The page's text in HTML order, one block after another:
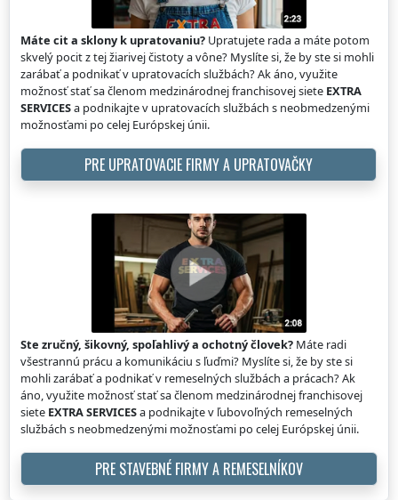
Máte cit a sklony k upratovaniu? Upratujete rada a máte potom
skvelý pocit z tej žiarivej čistoty a vône? Myslíte si, že by ste si mohli
zarábať a podnikať v upratovacích službách? Ak áno, využite
možnosť stať sa členom medzinárodnej franchisovej siete EXTRA
SERVICESa podnikajte v upratovacích službách s neobmedzenými
možnosťami po celej Európskej únii.
PRE UPRATOVACIE FIRMY A UPRATOVAČKY
Ste zručný, šikovný, spoľahlivý a ochotný človek? Máte radi
všestrannú prácu a komunikáciu s ľuďmi? Myslíte si, že by ste si
mohli zarábať a podnikať v remeselných službách a prácach? Ak
áno, využite možnosť stať sa členom medzinárodnej franchisovej
siete EXTRA SERVICESa podnikajte v ľubovoľných remeselných
službách s neobmedzenými možnosťami po celej Európskej únii.
PRE STAVEBNÉ FIRMY A REMESELNÍKOV